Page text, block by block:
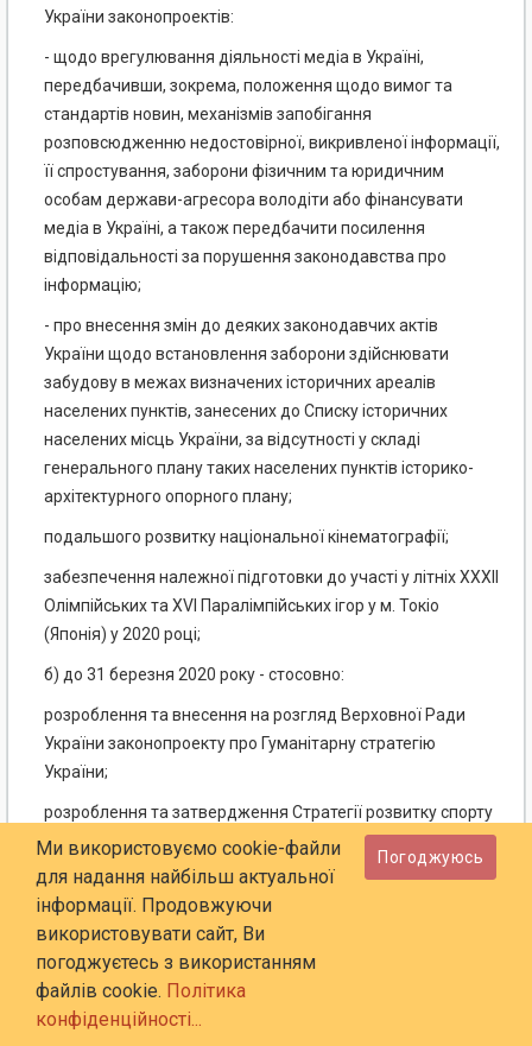
України законопроектів:
- щодо врегулювання діяльності медіа в Україні,
передбачивши, зокрема, положення щодо вимог та
стандартів новин, механізмів запобігання
розповсюдженню недостовірної, викривленої інформації,
її спростування, заборони фізичним та юридичним
особам держави-агресора володіти або фінансувати
медіа в Україні, а також передбачити посилення
відповідальності за порушення законодавства про
інформацію;
- про внесення змін до деяких законодавчих актів
України щодо встановлення заборони здійснювати
забудову в межах визначених історичних ареалів
населених пунктів, занесених до Списку історичних
населених місць України, за відсутності у складі
генерального плану таких населених пунктів історико-
архітектурного опорного плану;
подальшого розвитку національної кінематографії;
забезпечення належної підготовки до участі у літніх XXXII
Олімпійських та XVI Паралімпійських ігор у м. Токіо
(Японія) у 2020 році;
б) до 31 березня 2020 року - стосовно:
розроблення та внесення на розгляд Верховної Ради
України законопроекту про Гуманітарну стратегію
України;
розроблення та затвердження Стратегії розвитку спорту
в Україні;
в) до 31 грудня 2020 року - стосовно:
завершення будівництва на Алеї Героїв Небесної Сотні у
місті Києві Меморіалу Героїв Небесної Сотні та
проектування і підготовки до будівництва Музею
Революції Гідності (Національний меморіальний
комплекс Героїв Небесної Сотні - Музей Революції
Ми використовуємо cookie-файли
для надання найбільш актуальної
інформації. Продовжуючи
використовувати сайт, Ви
погоджуєтесь з використанням
файлів cookie. Політика
конфіденційності...
Погоджуюсь